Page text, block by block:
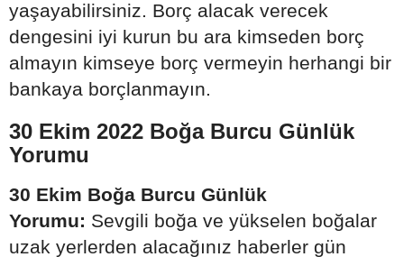
yaşayabilirsiniz. Borç alacak verecek
dengesini iyi kurun bu ara kimseden borç
almayın kimseye borç vermeyin herhangi bir
bankaya borçlanmayın.
30 Ekim 2022 Boğa Burcu Günlük
Yorumu
30 Ekim Boğa Burcu Günlük
Yorumu: Sevgili boğa ve yükselen boğalar
uzak yerlerden alacağınız haberler gün